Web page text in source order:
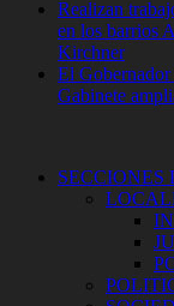
Realizan
en los barrios
Kirchner
El Gobernador
Gabinete
SECCIONES